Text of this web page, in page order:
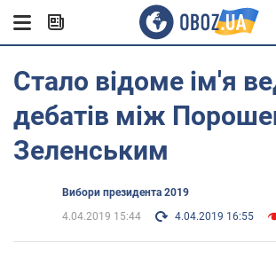
Стало відоме ім'я
дебатів між
Зеленським
Вибори президента 2019
4.04.2019 15:44
4.04.2019 16:55